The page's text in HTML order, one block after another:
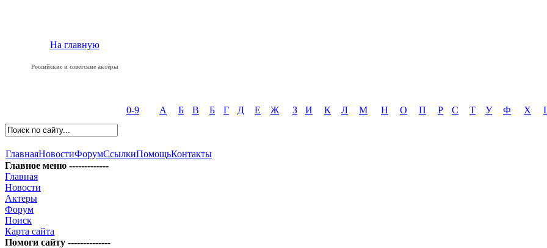
На главную
Российские и советские актёры
0-9 А Б В Б Г Д Е Ж З И К Л М Н О П Р С Т У Ф Х
ГлавнаяНовостиФорумСсылкиПомощьКонтакты
Главное меню -------------
Главная
Новости
Актеры
Форум
Поиск
Карта сайта
Помоги сайту --------------